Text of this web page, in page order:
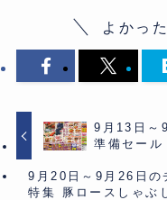
よかっ
9月13日～
準備セール
9月20日～9月26日の
特集 豚ロースしゃぶ